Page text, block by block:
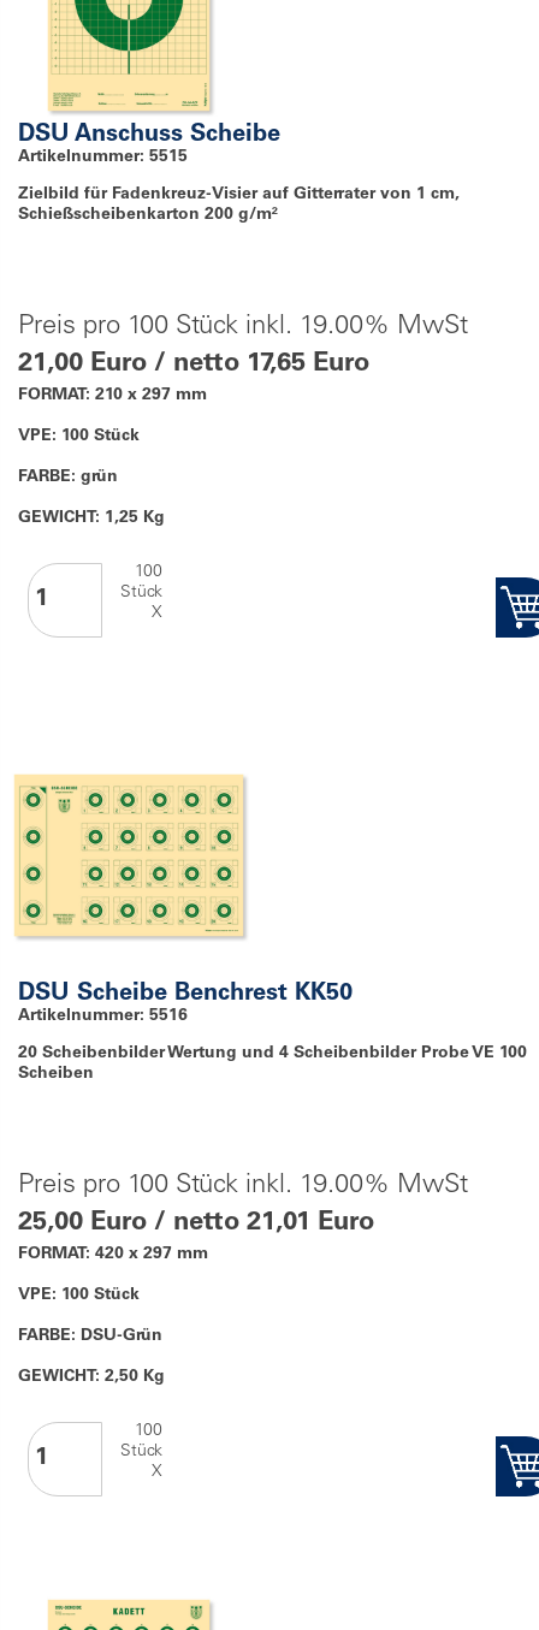
DSU Anschuss Scheibe
Artikelnummer: 5515
Zielbild für Fadenkreuz-Visier auf Gitterrater von 1 cm,
Schießscheibenkarton 200 g/m²
Preis pro 100 Stück inkl. 19.00% MwSt
21,00 Euro / netto 17,65 Euro
FORMAT: 210 x 297 mm
VPE: 100 Stück
FARBE: grün
GEWICHT: 1,25 Kg
100
Stück
X
DSU Scheibe Benchrest KK50
Artikelnummer: 5516
20 Scheibenbilder Wertung und 4 Scheibenbilder Probe VE 100
Scheiben
Preis pro 100 Stück inkl. 19.00% MwSt
25,00 Euro / netto 21,01 Euro
FORMAT: 420 x 297 mm
VPE: 100 Stück
FARBE: DSU-Grün
GEWICHT: 2,50 Kg
100
Stück
X